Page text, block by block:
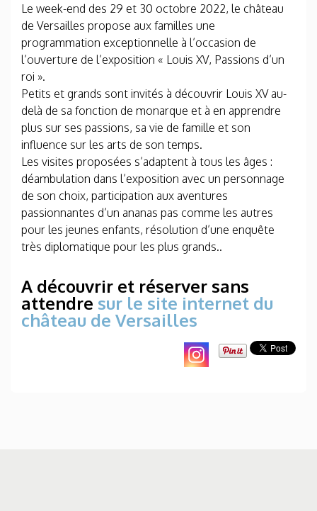
Le week-end des 29 et 30 octobre 2022, le château
de Versailles propose aux familles une
programmation exceptionnelle à l’occasion de
l’ouverture de l’exposition « Louis XV, Passions d’un
roi ».
Petits et grands sont invités à découvrir Louis XV au-
delà de sa fonction de monarque et à en apprendre
plus sur ses passions, sa vie de famille et son
influence sur les arts de son temps.
Les visites proposées s’adaptent à tous les âges :
déambulation dans l’exposition avec un personnage
de son choix, participation aux aventures
passionnantes d’un ananas pas comme les autres
pour les jeunes enfants, résolution d’une enquête
très diplomatique pour les plus grands..
A découvrir et réserver sans
attendre sur le site internet du
château de Versailles